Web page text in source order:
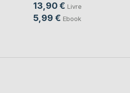
13,90 € Livre
5,99 € Ebook